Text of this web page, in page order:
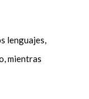
lenguajes,
mientras